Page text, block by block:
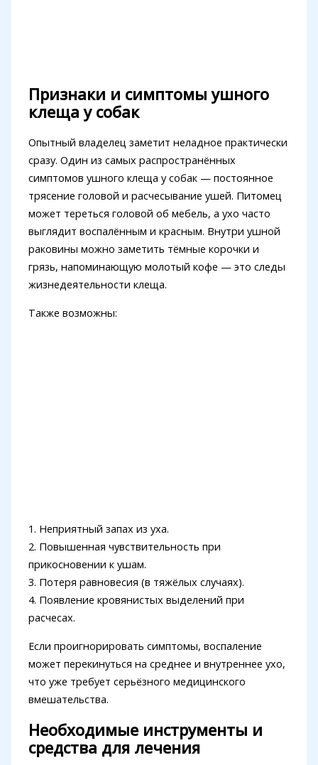
Признаки и симптомы ушного
клеща у собак
Опытный владелец заметит неладное практически
сразу. Один из самых распространённых
симптомов ушного клеща у собак — постоянное
трясение головой и расчесывание ушей. Питомец
может тереться головой об мебель, а ухо часто
выглядит воспалённым и красным. Внутри ушной
раковины можно заметить тёмные корочки и
грязь, напоминающую молотый кофе — это следы
жизнедеятельности клеща.
Также возможны:
1. Неприятный запах из уха.
2. Повышенная чувствительность при
прикосновении к ушам.
3. Потеря равновесия (в тяжёлых случаях).
4. Появление кровянистых выделений при
расчесах.
Если проигнорировать симптомы, воспаление
может перекинуться на среднее и внутреннее ухо,
что уже требует серьёзного медицинского
вмешательства.
Необходимые инструменты и
средства для лечения